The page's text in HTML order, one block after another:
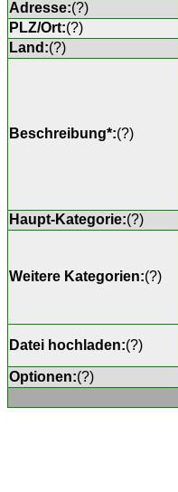
Adresse:(?)
PLZ/Ort:(?)
Land:(?)
Beschreibung*:(?)
Haupt-Kategorie:(?)
Weitere Kategorien:(?)
Datei hochladen:(?)
Optionen:(?)